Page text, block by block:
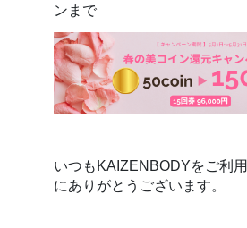
ンまで
いつもKAIZENBODYをご利
にありがとうございます。